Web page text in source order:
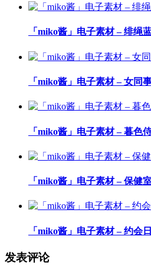
「miko酱」电子素材 – 绯绳
「miko酱」电子素材 – 女同
「miko酱」电子素材 – 暮色
「miko酱」电子素材 – 保健
「miko酱」电子素材 – 约会
发表评论